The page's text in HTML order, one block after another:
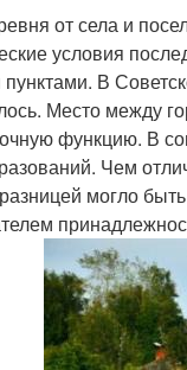
от села и
условия
В
Место между
функцию. В
Чем
могло